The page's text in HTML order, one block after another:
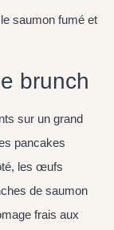
saumon fumé et
brunch
sur un grand
pancakes
les œufs
de saumon
frais aux